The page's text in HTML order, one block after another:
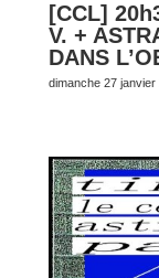
[CCL]
V. +
DANS
dimanche 27 janvier